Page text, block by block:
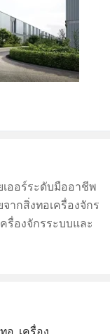
เออร์ระดับมืออาชีพ
ากสิ่งทอเครื่องจักร
องจักรระบบและ
ยประเภทต่างๆ
อหุ้มเป็นขุยและ
ได้ เรามี
อ, เครื่อง